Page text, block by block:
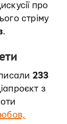
про
стріму
.
233
з